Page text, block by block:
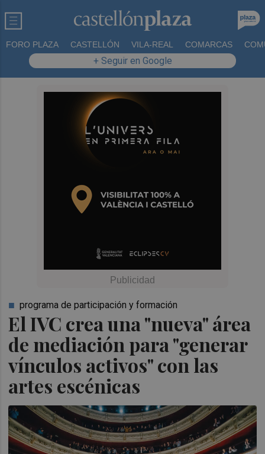
FORO PLAZA CASTELLÓN VILA-REAL COMARCAS
+ Seguir en Google
El IVC crea una "nueva" área
de mediación para "generar
vínculos activos" con las
artes escénicas
programa de participación y formación